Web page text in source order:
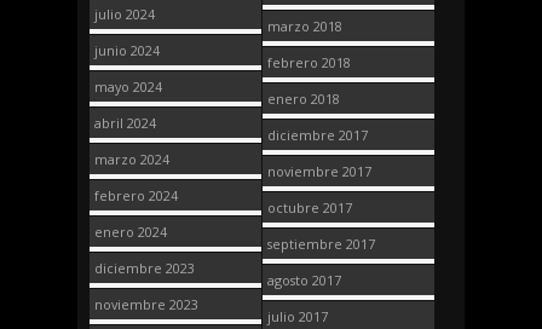
julio 2024
junio 2024
mayo 2024
abril 2024
marzo 2024
febrero 2024
enero 2024
diciembre 2023
noviembre 2023
marzo 2018
febrero 2018
enero 2018
diciembre 2017
noviembre 2017
octubre 2017
septiembre 2017
agosto 2017
julio 2017